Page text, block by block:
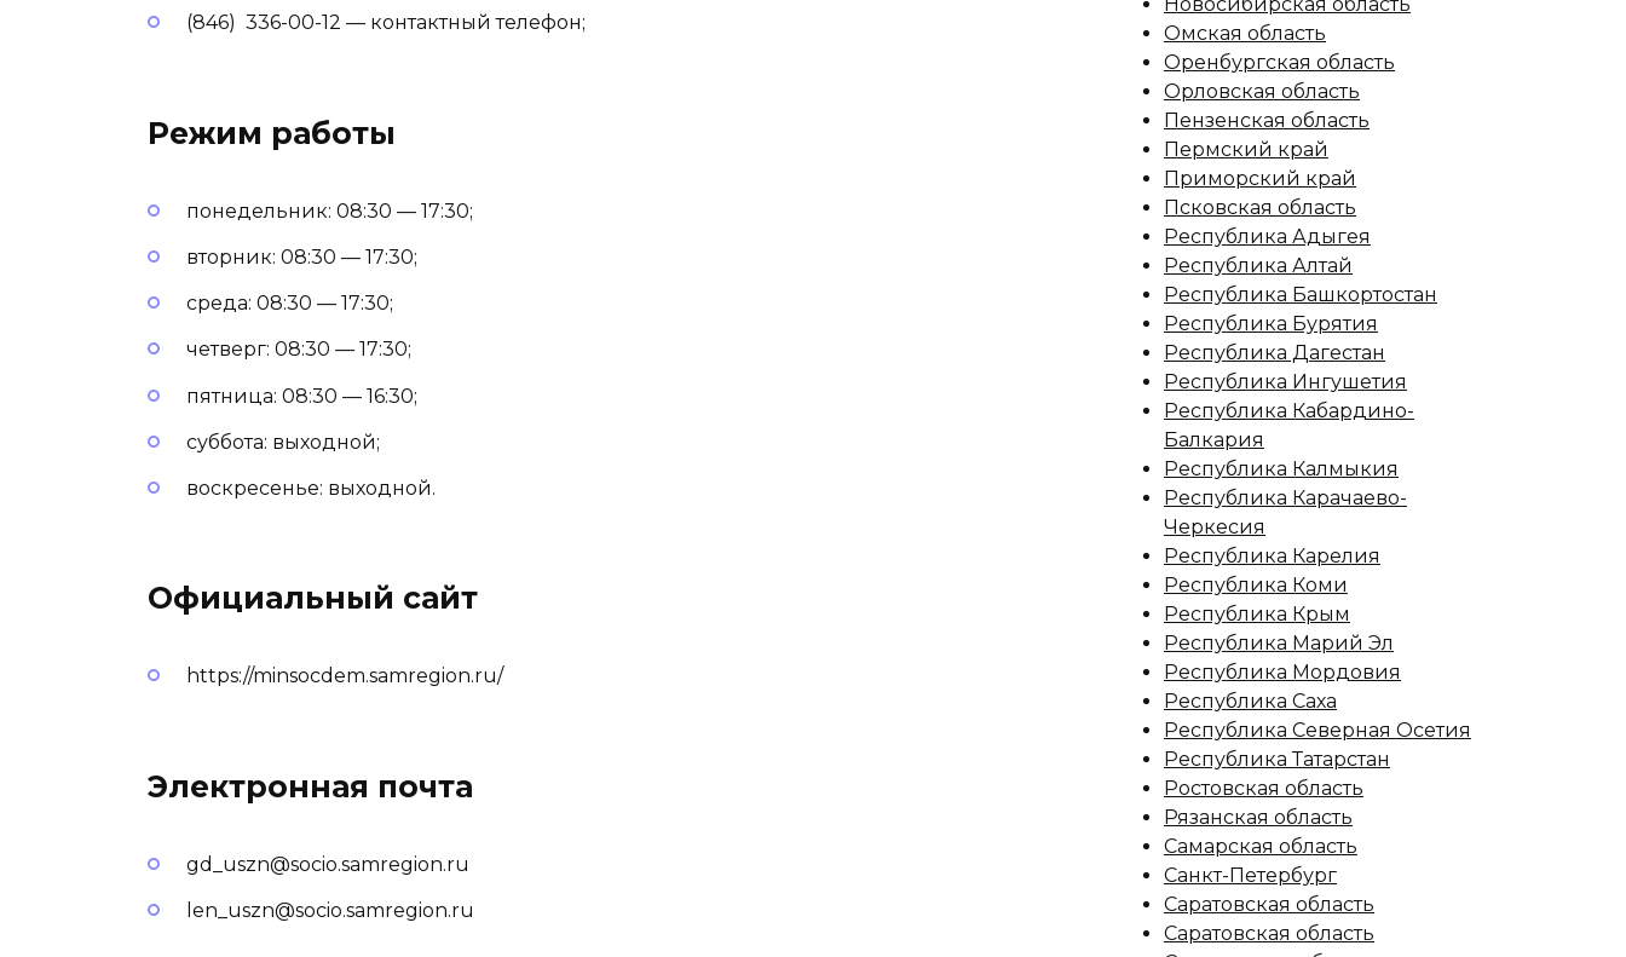
(846) 336-00-12 — контактный телефон;
Режим работы
понедельник: 08:30 — 17:30;
вторник: 08:30 — 17:30;
среда: 08:30 — 17:30;
четверг: 08:30 — 17:30;
пятница: 08:30 — 16:30;
суббота: выходной;
воскресенье: выходной.
Официальный сайт
https://minsocdem.samregion.ru/
Электронная почта
gd_uszn@socio.samregion.ru
len_uszn@socio.samregion.ru
Омская область
Оренбургская область
Орловская область
Пензенская область
Пермский край
Приморский край
Псковская область
Республика Адыгея
Республика Алтай
Республика Башкортостан
Республика Бурятия
Республика Дагестан
Республика Ингушетия
Республика Кабардино-
Балкария
Республика Калмыкия
Республика Карачаево-
Черкесия
Республика Карелия
Республика Коми
Республика Крым
Республика Марий Эл
Республика Мордовия
Республика Саха
Республика Северная Осетия
Республика Татарстан
Ростовская область
Рязанская область
Самарская область
Санкт-Петербург
Саратовская область
Саратовская область